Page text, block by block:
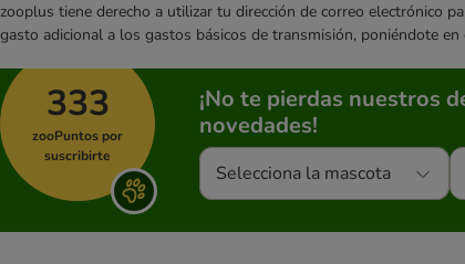
zooplus tiene derecho a utilizar tu dirección de correo electrónico
gasto adicional a los gastos básicos de transmisión, poniéndote
333
zooPuntos por
suscribirte
¡No te pierdas nuestros
novedades!
Selecciona la mascota